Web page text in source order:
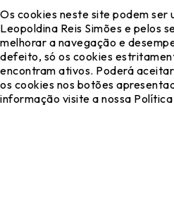
Os cookies neste site podem ser
Leopoldina Reis Simões e pelos
melhorar a navegação e
defeito, só os cookies
encontram ativos. Poderá
os cookies nos botões
informação visite a nossa